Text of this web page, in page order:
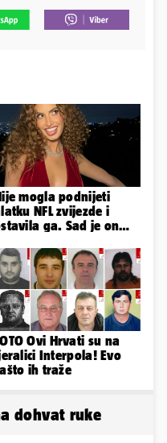
mogla podnijeti
NFL zvijezde i
ga. Sad je on
limenke...'
Ovi Hrvati su na
Interpola! Evo
ih traže
dohvat ruke